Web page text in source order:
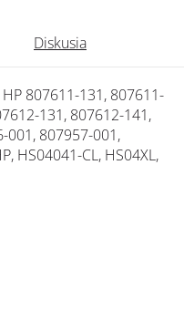
Diskusia
HP 807611-131, 807611-
131, 807612-141,
001, 807957-001,
HS04041-CL, HS04XL,